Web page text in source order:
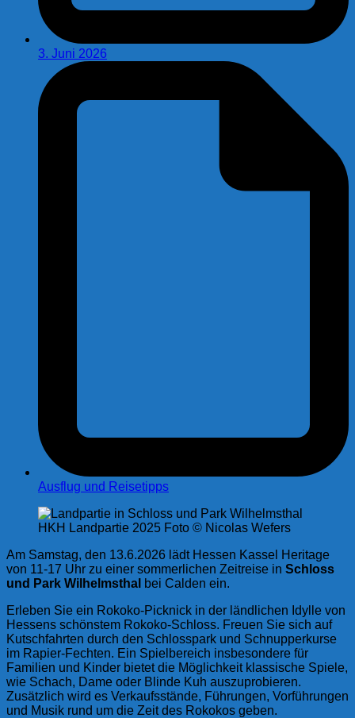
3. Juni 2026
Ausflug und Reisetipps
HKH Landpartie 2025 Foto © Nicolas Wefers
Am Samstag, den 13.6.2026 lädt Hessen Kassel Heritage
von 11-17 Uhr zu einer sommerlichen Zeitreise in Schloss
und Park Wilhelmsthal bei Calden ein.
Erleben Sie ein Rokoko-Picknick in der ländlichen Idylle von
Hessens schönstem Rokoko-Schloss. Freuen Sie sich auf
Kutschfahrten durch den Schlosspark und Schnupperkurse
im Rapier-Fechten. Ein Spielbereich insbesondere für
Familien und Kinder bietet die Möglichkeit klassische Spiele,
wie Schach, Dame oder Blinde Kuh auszuprobieren.
Zusätzlich wird es Verkaufsstände, Führungen, Vorführungen
und Musik rund um die Zeit des Rokokos geben.